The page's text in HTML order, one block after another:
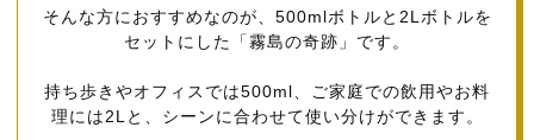
そんな方におすすめなのが、500mlボトルと2Lボトルを
セットにした「霧島の奇跡」です。
持ち歩きやオフィスでは500ml、ご家庭での飲用やお料
理には2Lと、シーンに合わせて使い分けができます。